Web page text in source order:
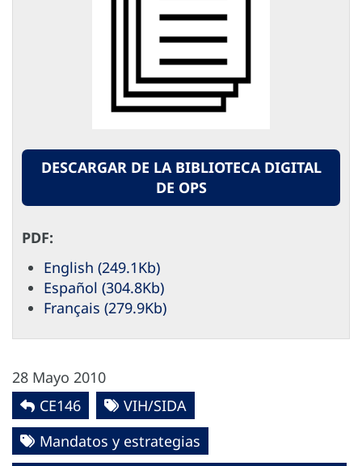
DESCARGAR DE LA BIBLIOTECA DIGITAL
DE OPS
PDF:
English (249.1Kb)
Español (304.8Kb)
Français (279.9Kb)
28 Mayo 2010
CE146
VIH/SIDA
Mandatos y estrategias